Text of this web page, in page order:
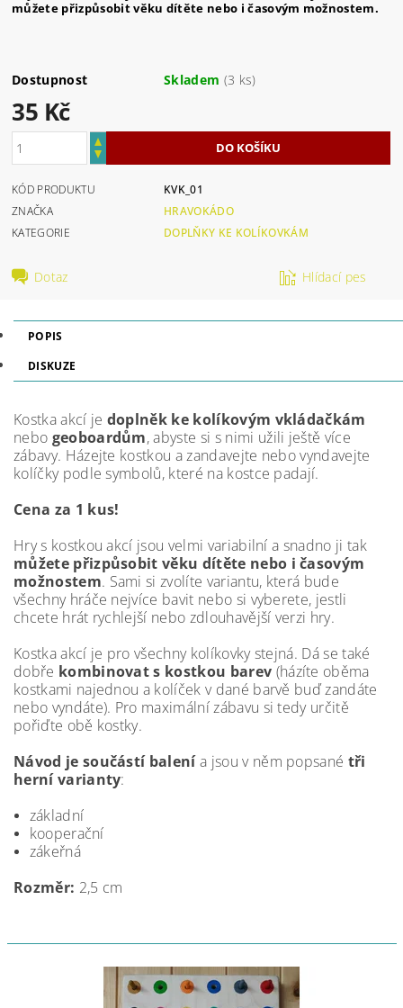
můžete přizpůsobit věku dítěte nebo i časovým možnostem.
Dostupnost Skladem (3 ks)
35 Kč
KÓD PRODUKTU
KVK_01
ZNAČKA
HRAVOKÁDO
KATEGORIE
DOPLŇKY KE KOLÍKOVKÁM
Dotaz Hlídací pes
POPIS
DISKUZE
Kostka akcí je doplněk ke kolíkovým vkládačkám
nebo geoboardům, abyste si s nimi užili ještě více
zábavy. Házejte kostkou a zandavejte nebo vyndavejte
kolíčky podle symbolů, které na kostce padají.
Cena za 1 kus!
Hry s kostkou akcí jsou velmi variabilní a snadno ji tak
můžete přizpůsobit věku dítěte nebo i časovým
možnostem. Sami si zvolíte variantu, která bude
všechny hráče nejvíce bavit nebo si vyberete, jestli
chcete hrát rychlejší nebo zdlouhavější verzi hry.
Kostka akcí je pro všechny kolíkovky stejná. Dá se také
dobře kombinovat s kostkou barev (házíte oběma
kostkami najednou a kolíček v dané barvě buď zandáte
nebo vyndáte). Pro maximální zábavu si tedy určitě
pořiďte obě kostky.
Návod je součástí balenía jsou v něm popsané tři
herní varianty:
základní
kooperační
zákeřná
Rozměr: 2,5 cm